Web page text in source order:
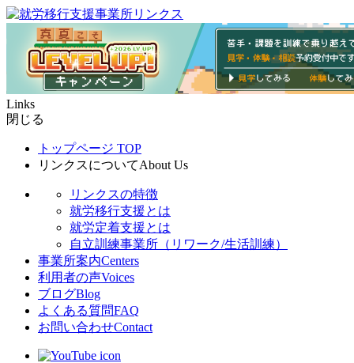
Links
閉じる
トップページ TOP
リンクスについてAbout Us
リンクスの特徴
就労移行支援とは
就労定着支援とは
自立訓練事業所（リワーク/生活訓練）
事業所案内Centers
利用者の声Voices
ブログBlog
よくある質問FAQ
お問い合わせContact